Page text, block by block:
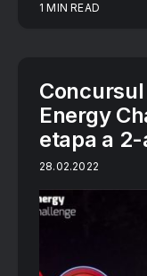
1 MIN READ
Energy
etapa a 2-
28.02.2022